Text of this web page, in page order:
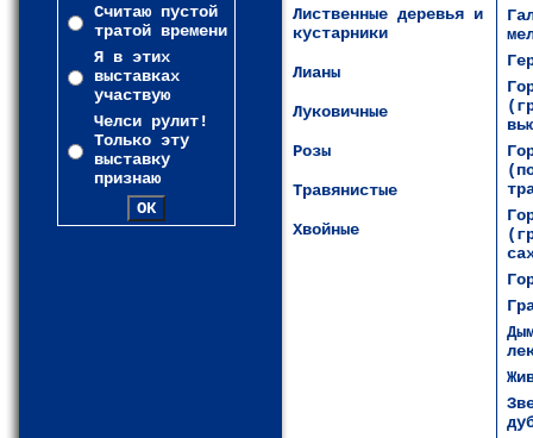
Считаю пустой
тратой времени
Я в этих
выставках
участвую
Челси рулит!
Только эту
выставку
признаю
Лиственные деревья и
кустарники
Лианы
Луковичные
Розы
Травянистые
Хвойные